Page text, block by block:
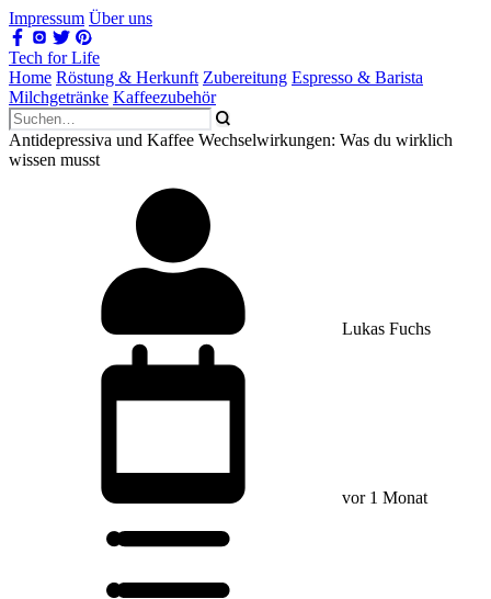
Impressum Über uns
Tech for Life
Home Röstung & Herkunft Zubereitung Espresso & Barista
Milchgetränke Kaffeezubehör
Antidepressiva und Kaffee Wechselwirkungen: Was du wirklich
wissen musst
Lukas Fuchs
vor 1 Monat